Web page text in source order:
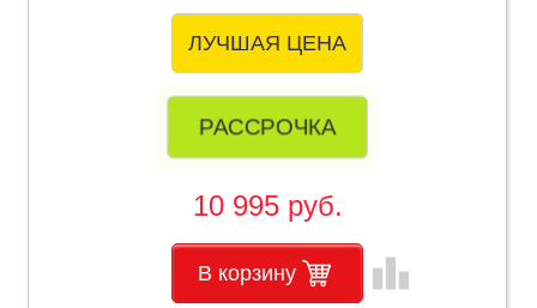
ЛУЧШАЯ ЦЕНА
РАССРОЧКА
10 995 руб.
В корзину leaderboard